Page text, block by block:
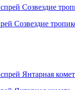
Созвездие